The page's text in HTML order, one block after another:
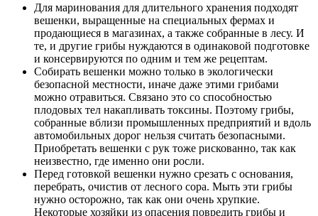
Для маринования для длительного хранения подходят
вешенки, выращенные на специальных фермах и
продающиеся в магазинах, а также собранные в лесу. И
те, и другие грибы нуждаются в одинаковой подготовке
и консервируются по одним и тем же рецептам.
Собирать вешенки можно только в экологически
безопасной местности, иначе даже этими грибами
можно отравиться. Связано это со способностью
плодовых тел накапливать токсины. Поэтому грибы,
собранные вблизи промышленных предприятий и вдоль
автомобильных дорог нельзя считать безопасными.
Приобретать вешенки с рук тоже рискованно, так как
неизвестно, где именно они росли.
Перед готовкой вешенки нужно срезать с основания,
перебрать, очистив от лесного сора. Мыть эти грибы
нужно осторожно, так как они очень хрупкие.
Некоторые хозяйки из опасения повредить грибы и